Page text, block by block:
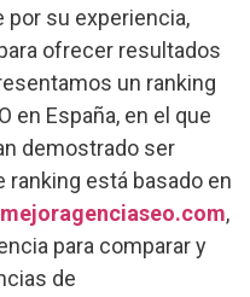
por su experiencia,
ofrecer resultados
un ranking
en España, en el que
demostrado ser
está basado en
mejoragenciaseo.com,
para comparar y
de